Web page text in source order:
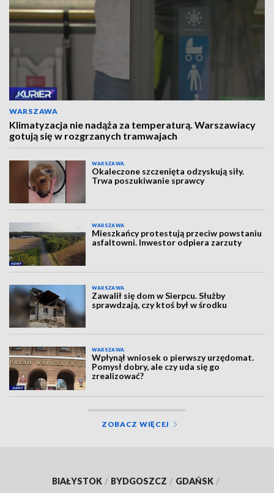
WARSZAWA
Klimatyzacja nie nadąża za temperaturą. Warszawiacy
gotują się w rozgrzanych tramwajach
WARSZAWA
Okaleczone szczenięta odzyskują siły.
Trwa poszukiwanie sprawcy
WARSZAWA
Mieszkańcy protestują przeciw powstaniu
asfaltowni. Inwestor odpiera zarzuty
WARSZAWA
Zawalił się dom w Sierpcu. Służby
sprawdzają, czy ktoś był w środku
WARSZAWA
Wpłynął wniosek o pierwszy urzędomat.
Pomysł dobry, ale czy uda się go
zrealizować?
ZOBACZ WIĘCEJ
BIAŁYSTOK / BYDGOSZCZ / GDAŃSK /